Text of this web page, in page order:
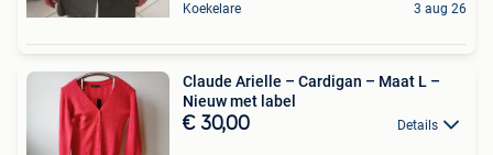
Koekelare 3 aug 26
Claude Arielle – Cardigan – Maat L –
Nieuw met label
€ 30,00 Details